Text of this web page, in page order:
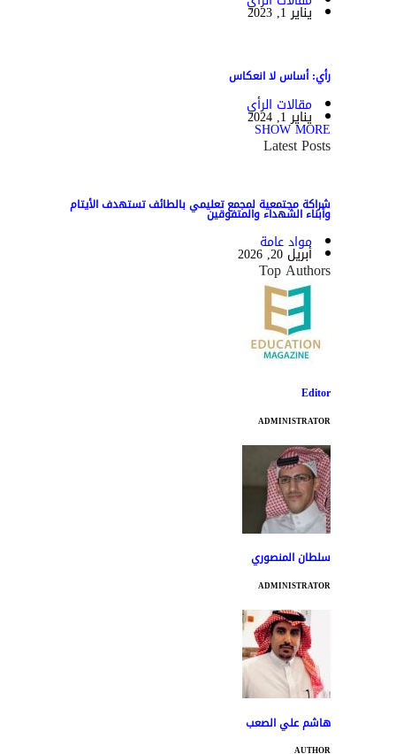
يناير 1, 2023
رأي: أساس لا انعكاس
مقالات الرأي
يناير 1, 2024
SHOW MORE
Latest Posts
شراكة مجتمعية لمجمع تعليمي بالطائف تستهدف الأيتام
وأبناء الشهداء والمتفوقين
مواد عامة
أبريل 20, 2026
Top Authors
Editor
ADMINISTRATOR
سلطان المنصوري
ADMINISTRATOR
هاشم علي الصعب
AUTHOR